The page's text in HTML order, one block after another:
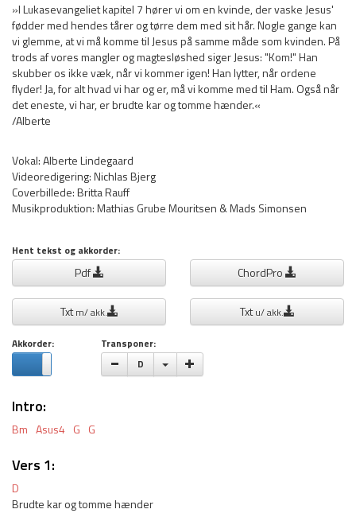
»I Lukasevangeliet kapitel 7 hører vi om en kvinde, der vaske Jesus'
fødder med hendes tårer og tørre dem med sit hår. Nogle gange kan
vi glemme, at vi må komme til Jesus på samme måde som kvinden. På
trods af vores mangler og magtesløshed siger Jesus: "Kom!" Han
skubber os ikke væk, når vi kommer igen! Han lytter, når ordene
flyder! Ja, for alt hvad vi har og er, må vi komme med til Ham. Også når
det eneste, vi har, er brudte kar og tomme hænder.«
/Alberte
Vokal: Alberte Lindegaard
Videoredigering: Nichlas Bjerg
Coverbillede: Britta Rauff
Musikproduktion: Mathias Grube Mouritsen & Mads Simonsen
Hent tekst og akkorder:
Pdf ChordPro
Txtm/ akk. Txtu/ akk.
Akkorder: Transponer:
D Vælge toneart
Intro:
Bm Asus4 G G
Vers 1:
D
Brudte kar og tomme hænder